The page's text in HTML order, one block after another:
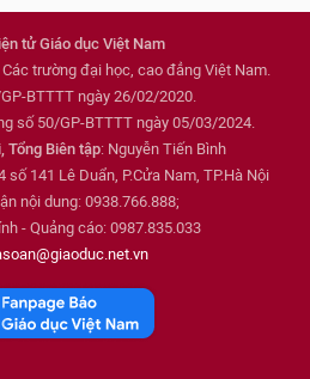
tử Giáo dục Việt Nam
trường đại học, cao đẳng Việt Nam.
BTTTT ngày 26/02/2020.
số 50/GP-BTTTT ngày 05/03/2024.
Tổng Biên tập: Nguyễn Tiến Bình
số 141 Lê Duẩn, P.Cửa Nam, TP.Hà Nội
nội dung: 0938.766.888;
- Quảng cáo: 0987.835.033